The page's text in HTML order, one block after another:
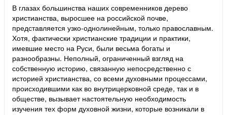
В глазах большинства наших современников дерево
христианства, выросшее на российской почве,
представляется узко-однолинейным, только православным.
Хотя, фактически христианские традиции и практики,
имевшие место на Руси, были весьма богаты и
разнообразны. Неполный, ограниченный взгляд на
собственную историю, связанную непосредственно с
историей христианства, со всеми духовными процессами,
происходившими как во внутрицерковной среде, так и в
обществе, вызывает настоятельную необходимость
изучения тех форм духовной жизни, которые возникали в